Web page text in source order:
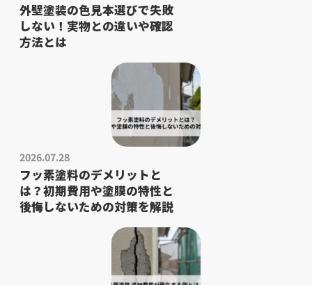
外壁塗装の色見本選びで失敗
しない！実物との違いや確認
方法とは
2026.07.28
フッ素塗料のデメリットと
は？初期費用や塗膜の特性と
後悔しないための対策を解説